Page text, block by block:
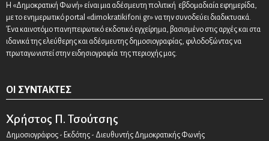
Η «Δημοκρατική Φωνή» είναι μια αδέσμευτη πολιτική εβδομαδιαία εφημερίδα,
με το ενημερωτικό portal «dimokratikifoni.gr» να την συνοδεύει διαδικτυακά.
Ένα καινοτόμο πανηπειρωτικό εκδοτικό εγχείρημα, βασισμένο στις αρχές και στα
ιδανικά της ελεύθερης και αδέσμευτης δημοσιογραφίας, φιλοδοξώντας να
πρωταγωνιστεί στην ειδησιογραφία της περιοχής μας.
ΟΙ ΣΥΝΤΆΚΤΕΣ
Χρήστος Π. Τσούτσης
Δημοσιογράφος - Εκδότης - Διευθυντής Δημοκρατικής Φωνής